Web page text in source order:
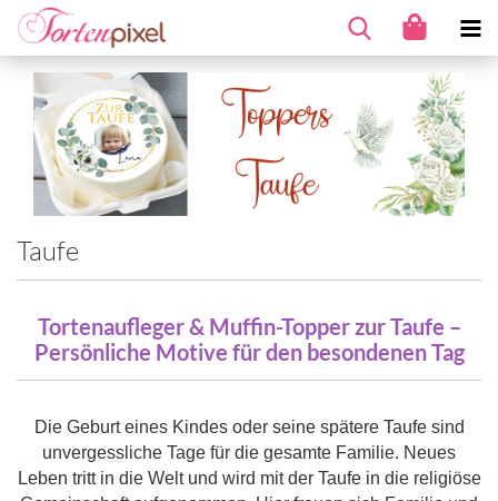
Taufe
Tortenaufleger & Muffin-Topper zur Taufe –
Persönliche Motive für den besondenen Tag
Die Geburt eines Kindes oder seine spätere Taufe sind
unvergessliche Tage für die gesamte Familie. Neues
Leben tritt in die Welt und wird mit der Taufe in die religiöse